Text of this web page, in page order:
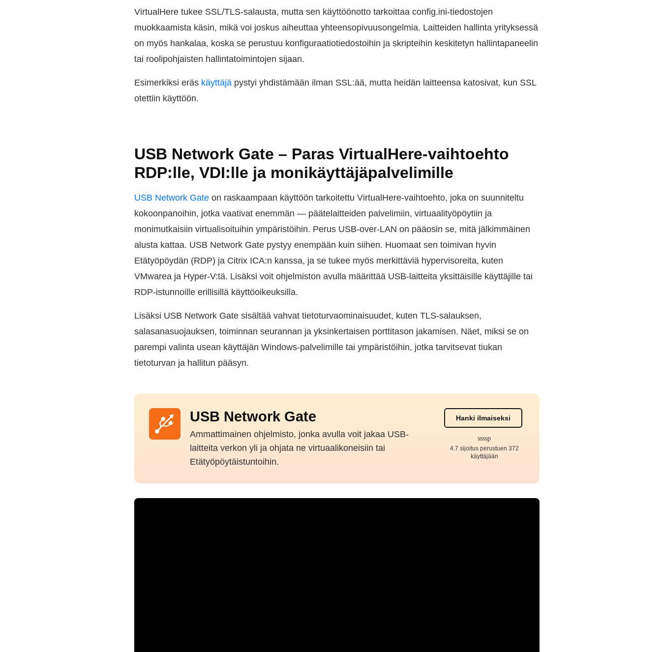
VirtualHere tukee SSL/TLS-salausta, mutta sen käyttöönotto tarkoittaa config.ini-tiedostojen
muokkaamista käsin, mikä voi joskus aiheuttaa yhteensopivuusongelmia. Laitteiden hallinta yrityksessä
on myös hankalaa, koska se perustuu konfiguraatiotiedostoihin ja skripteihin keskitetyn hallintapaneelin
tai roolipohjaisten hallintatoimintojen sijaan.
Esimerkiksi eräs käyttäjä pystyi yhdistämään ilman SSL:ää, mutta heidän laitteensa katosivat, kun SSL
otettiin käyttöön.
USB Network Gate – Paras VirtualHere-vaihtoehto
RDP:lle, VDI:lle ja monikäyttäjäpalvelimille
USB Network Gate on raskaampaan käyttöön tarkoitettu VirtualHere-vaihtoehto, joka on suunniteltu
kokoonpanoihin, jotka vaativat enemmän — päätelaitteiden palvelimiin, virtuaalityöpöytiin ja
monimutkaisiin virtualisoituihin ympäristöihin. Perus USB-over-LAN on pääosin se, mitä jälkimmäinen
alusta kattaa. USB Network Gate pystyy enempään kuin siihen. Huomaat sen toimivan hyvin
Etätyöpöydän (RDP) ja Citrix ICA:n kanssa, ja se tukee myös merkittäviä hypervisoreita, kuten
VMwarea ja Hyper-V:tä. Lisäksi voit ohjelmiston avulla määrittää USB-laitteita yksittäisille käyttäjille tai
RDP-istunnoille erillisillä käyttöoikeuksilla.
Lisäksi USB Network Gate sisältää vahvat tietoturvaominaisuudet, kuten TLS-salauksen,
salasanasuojauksen, toiminnan seurannan ja yksinkertaisen porttitason jakamisen. Näet, miksi se on
parempi valinta usean käyttäjän Windows-palvelimille tai ympäristöihin, jotka tarvitsevat tiukan
tietoturvan ja hallitun pääsyn.
USB Network Gate
Ammattimainen ohjelmisto, jonka avulla voit jakaa USB-
laitteita verkon yli ja ohjata ne virtuaalikoneisiin tai
Etätyöpöytäistuntoihin.
Hanki ilmaiseksi
4.7 sijoitus perustuen 372
käyttäjään